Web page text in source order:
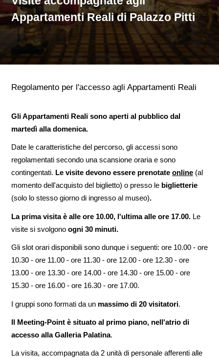
Appartamenti Reali di Palazzo Pitti
Regolamento per l'accesso agli Appartamenti Reali
Gli Appartamenti Reali sono aperti al pubblico dal
martedì alla domenica.
Date le caratteristiche del percorso, gli accessi sono
regolamentati secondo una scansione oraria e sono
contingentati. Le visite devono essere prenotate online (al
momento dell'acquisto del biglietto) o presso lebiglietterie
(solo lo stesso giorno di ingresso al museo).
La prima visita è alle ore 10.00, l'ultima alle ore 17.00. Le
visite si svolgono ogni 30 minuti.
Gli slot orari disponibili sono dunque i seguenti: ore 10.00 - ore
10.30 - ore 11.00 - ore 11.30 - ore 12.00 - ore 12.30 - ore
13.00 - ore 13.30 - ore 14.00 - ore 14.30 - ore 15.00 - ore
15.30 - ore 16.00 - ore 16.30 - ore 17.00.
I gruppi sono formati da un massimo di 20 visitatori.
Il Meeting-Point è situato al primo piano, nell'atrio di
accesso alla Galleria Palatina.
La visita, accompagnata da 2 unità di personale afferenti alle